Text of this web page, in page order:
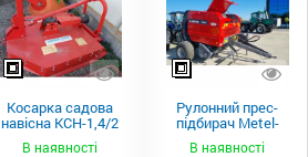
Косарка садова
навісна КСН-1,4/2
В наявності
Рулонний прес-
підбирач Metel-
Fach Z 587
В наявності